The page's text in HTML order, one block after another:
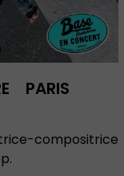
PARIS
compositrice